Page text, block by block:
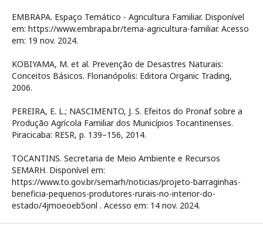
EMBRAPA. Espaço Temático - Agricultura Familiar. Disponível
em: https://www.embrapa.br/tema-agricultura-familiar. Acesso
em: 19 nov. 2024.
KOBIYAMA, M. et al. Prevenção de Desastres Naturais:
Conceitos Básicos. Florianópolis: Editora Organic Trading,
2006.
PEREIRA, E. L.; NASCIMENTO, J. S. Efeitos do Pronaf sobre a
Produção Agrícola Familiar dos Municípios Tocantinenses.
Piracicaba: RESR, p. 139–156, 2014.
TOCANTINS. Secretaria de Meio Ambiente e Recursos
SEMARH. Disponível em:
https://www.to.gov.br/semarh/noticias/projeto-barraginhas-
beneficia-pequenos-produtores-rurais-no-interior-do-
estado/4jmoeoeb5onl . Acesso em: 14 nov. 2024.